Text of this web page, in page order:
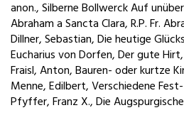
anon., Silberne Bollwerck Auf
Abraham a Sancta Clara, R.P. Fr.
Dillner, Sebastian, Die heutige
Eucharius von Dorfen, Der gute
Fraisl, Anton, Bauren- oder kurtze
Menne, Edilbert, Verschiedene
Pfyffer, Franz X., Die